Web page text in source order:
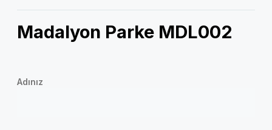
Madalyon Parke MDL002
Adınız